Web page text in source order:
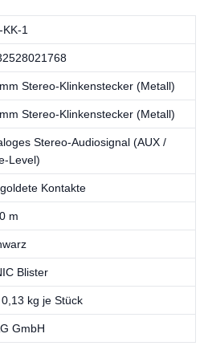
KK-1
Stereo-Klinkenstecker (Metall)
Stereo-Klinkenstecker (Metall)
Stereo-Audiosignal (AUX /
Level)
Kontakte
m
Blister
kg je Stück
GmbH